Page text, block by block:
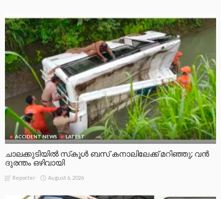
ACCIDENT NEWS LATEST
ചാലക്കുടിയിൽ സ്‌കൂൾ ബസ് കനാലിലേക്ക് മറിഞ്ഞു; വൻ
ദുരന്തം ഒഴിവായി
Reporter August 6, 2026